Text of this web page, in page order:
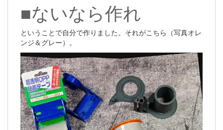
■ないなら作れ
ということで自分で作りました。それがこちら（写真オレ
ンジ＆グレー）。